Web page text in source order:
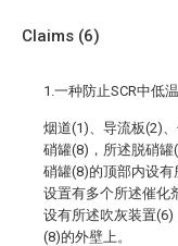
Claims (6)
1.一种防止SCR中低
烟道(1)、导流板(2)
硝罐(8)，所述脱硝
硝罐(8)的顶部内设
设置有多个所述催化
设有所述吹灰装置
(8)的外壁上。